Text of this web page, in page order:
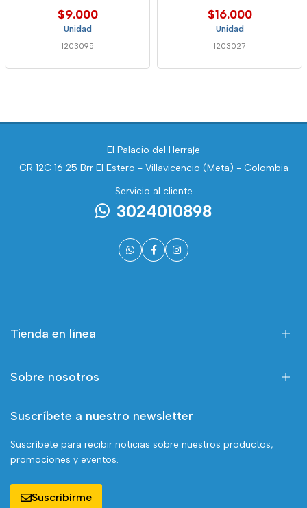
$9.000
Unidad
1203095
$16.000
Unidad
1203027
El Palacio del Herraje
CR 12C 16 25 Brr El Estero - Villavicencio (Meta) - Colombia
Servicio al cliente
3024010898
Tienda en línea
Sobre nosotros
Suscríbete a nuestro newsletter
Suscríbete para recibir noticias sobre nuestros productos,
promociones y eventos.
Suscribirme